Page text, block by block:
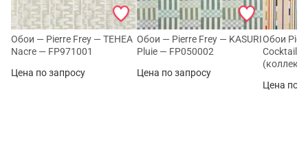
Обои — Pierre Frey — TEHEA
Nacre — FP971001
Цена по запросу
Обои — Pierre Frey — KASURI
Pluie — FP050002
Цена по запросу
Обои
Cocktail
Цена по